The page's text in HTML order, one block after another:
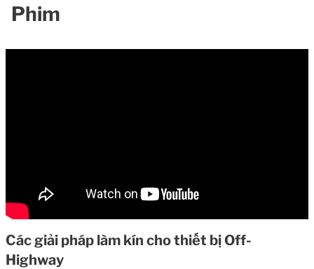
Phim
Các giải pháp làm kín cho thiết bị Off-
Highway